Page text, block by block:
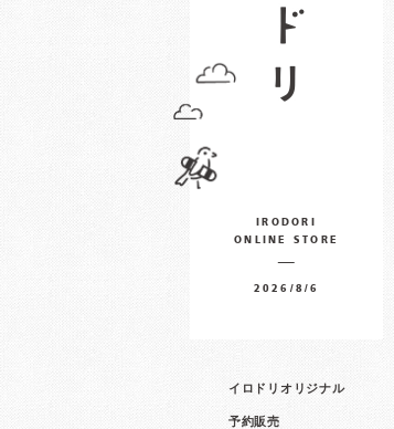
IRODORI
ONLINE STORE
2026/8/6
イロドリオリジナル
予約販売